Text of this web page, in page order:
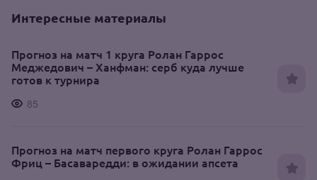
Интересные материалы
Прогноз на матч 1 круга Ролан Гаррос
Меджедович – Ханфман: серб куда лучше
готов к турнира
85
Прогноз на матч первого круга Ролан Гаррос
Фриц – Басаваредди: в ожидании апсета